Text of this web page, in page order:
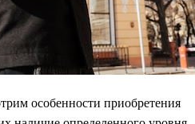
особенности приобретения